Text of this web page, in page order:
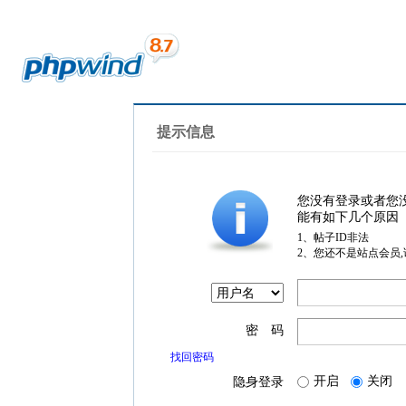
提示信息
您没有登录或者您
能有如下几个原因
1、帖子ID非法
2、您还不是站点会员
密 码
找回密码
隐身登录 开启 关闭